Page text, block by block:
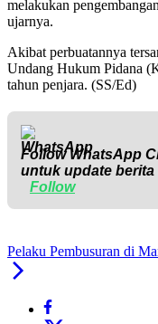
melakukan
ujarnya.
Akibat perbuatannya
Undang Hukum Pidana
tahun penjara. (SS/Ed)
Follow WhatsApp
untuk update
Follow
Pelaku Pembusuran di